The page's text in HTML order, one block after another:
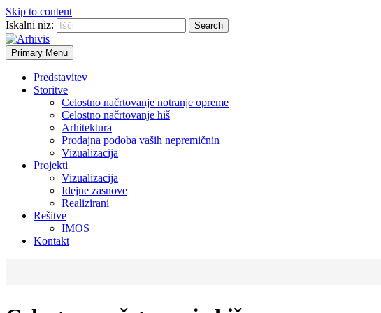
Skip to content
Iskalni niz:
Primary Menu
Predstavitev
Storitve
Celostno načrtovanje notranje opreme
Celostno načrtovanje hiš
Arhitektura
Prodajna podoba vaših nepremičnin
Vizualizacija
Projekti
Vizualizacija
Idejne zasnove
Realizirani
Rešitve
IMOS
Kontakt